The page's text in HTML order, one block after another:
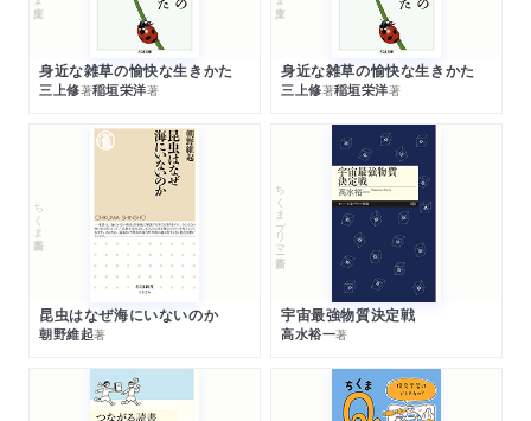
身近な雑草の愉快な生きかた
三上修著稲垣栄洋著
身近な雑草の愉快な生きかた
三上修著稲垣栄洋著
ちくま新書
昆虫はなぜ海にいないのか
朝野維起著
ちくまプリマー新書
宇宙最強物質決定戦
高水裕一著